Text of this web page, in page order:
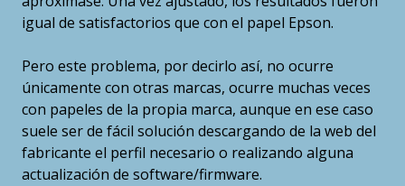
igual de satisfactorios que con el papel Epson.
Pero este problema, por decirlo así, no ocurre
únicamente con otras marcas, ocurre muchas veces
con papeles de la propia marca, aunque en ese caso
suele ser de fácil solución descargando de la web del
fabricante el perfil necesario o realizando alguna
actualización de software/firmware.